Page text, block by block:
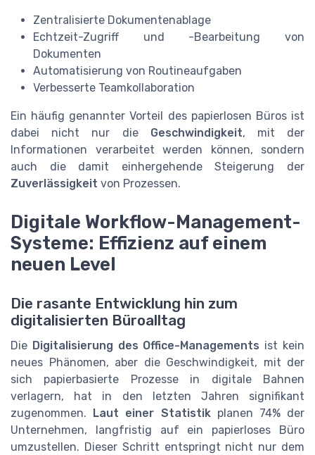
Zentralisierte Dokumentenablage
Echtzeit-Zugriff und -Bearbeitung von
Dokumenten
Automatisierung von Routineaufgaben
Verbesserte Teamkollaboration
Ein häufig genannter Vorteil des papierlosen Büros ist
dabei nicht nur die Geschwindigkeit, mit der
Informationen verarbeitet werden können, sondern
auch die damit einhergehende Steigerung der
Zuverlässigkeit von Prozessen.
Digitale Workflow-Management-
Systeme: Effizienz auf einem
neuen Level
Die rasante Entwicklung hin zum
digitalisierten Büroalltag
Die Digitalisierung des Office-Managements ist kein
neues Phänomen, aber die Geschwindigkeit, mit der
sich papierbasierte Prozesse in digitale Bahnen
verlagern, hat in den letzten Jahren signifikant
zugenommen. Laut einer Statistikplanen 74% der
Unternehmen, langfristig auf ein papierloses Büro
umzustellen. Dieser Schritt entspringt nicht nur dem